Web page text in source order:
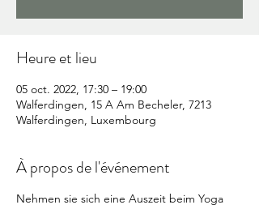
Heure et lieu
05 oct. 2022, 17:30 – 19:00
Walferdingen, 15 A Am Becheler, 7213
Walferdingen, Luxembourg
À propos de l'événement
Nehmen sie sich eine Auszeit beim Yoga